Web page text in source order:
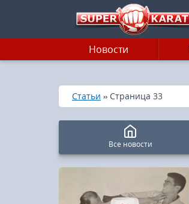
Новости
Главная
»
Статьи » Страница 33
Все новости